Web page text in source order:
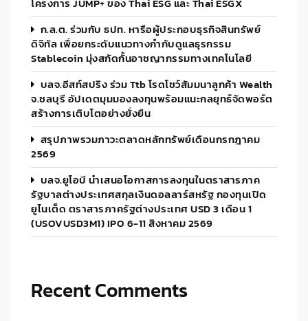
ก.ล.ต. ร่วมกับ ธปท. หารือผู้ประกอบธุรกิจสินทรัพย์
ดิจิทัล เพื่อยกระดับแนวทางกำกับดูแลธุรกรรม
Stablecoin มุ่งสกัดกั้นอาชญากรรมทางเทคโนโลยี
บลจ.อีสท์สปริง ร่วม Ttb โรดโชว์สัมมนาลูกค้า Wealth
จ.ชลบุรี อัปเดตมุมมองลงทุนพร้อมแนะกลยุทธ์จัดพอร์ต
สร้างการเติบโตอย่างยั่งยืน
สรุปภาพรวมภาวะตลาดหลักทรัพย์เดือนกรกฎาคม
2569
บลจ.ยูโอบี นำเสนอโอกาสการลงทุนในตราสารภาค
รัฐบาลต่างประเทศสกุลเงินดอลลาร์สหรัฐ กองทุนเปิด
ยูไนเต็ด ตราสารภาครัฐต่างประเทศ USD 3 เดือน 1
(USOVUSD3M1) IPO 6-11 สิงหาคม 2569
Recent Comments